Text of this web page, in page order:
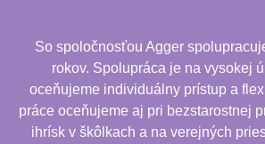
So spoločnosťou Agger
rokov. Spolupráca je na vysokej
oceňujeme individuálny prístup a
práce oceňujeme aj pri bezstarostnej
ihrísk v škôlkach a na verejných